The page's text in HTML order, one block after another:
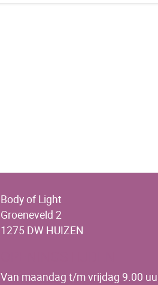
Body of Light
Groeneveld 2
1275 DW HUIZEN
Van maandag t/m vrijdag 9.00